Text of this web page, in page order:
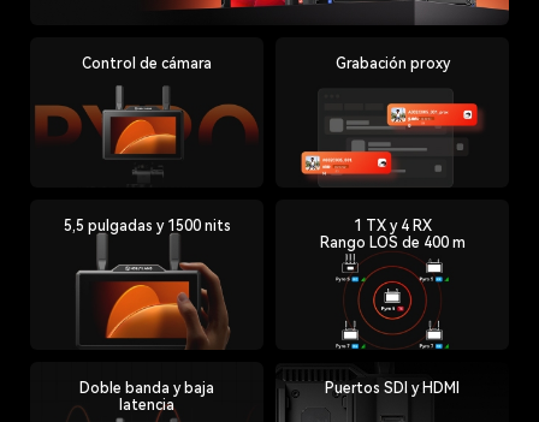
5,5 pulgadas y 1500 nits
Control de cámara
1 TX y 4 RX
Rango LOS de 400 m
Puertos SDI y HDMI
Doble banda y baja
latencia
Grabación proxy